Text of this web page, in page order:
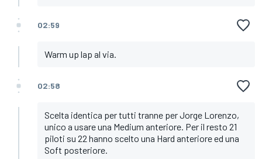
02:59
Warm up lap al via.
02:58
Scelta identica per tutti tranne per Jorge Lorenzo,
unico a usare una Medium anteriore. Per il resto 21
piloti su 22 hanno scelto una Hard anteriore ed una
Soft posteriore.